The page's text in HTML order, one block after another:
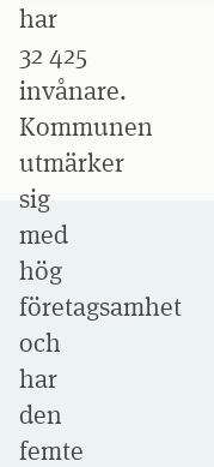
har
32 425
invånare.
Kommunen
utmärker
sig
med
hög
företagsamhet
och
har
den
femte